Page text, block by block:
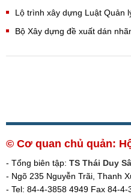
Lộ trình xây dựng Luật Quản
Bộ Xây dựng đề xuất dán
© Cơ quan chủ quản:
- Tổng biên tập: TS Thái Duy
- Ngõ 235 Nguyễn Trãi, Thanh
- Tel: 84-4-3858 4949 Fax 84-4-